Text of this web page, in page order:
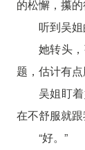
的松懈，攥的
听到吴姐
她转头
题，估计有
吴姐盯
在不舒服就跟
“好。”